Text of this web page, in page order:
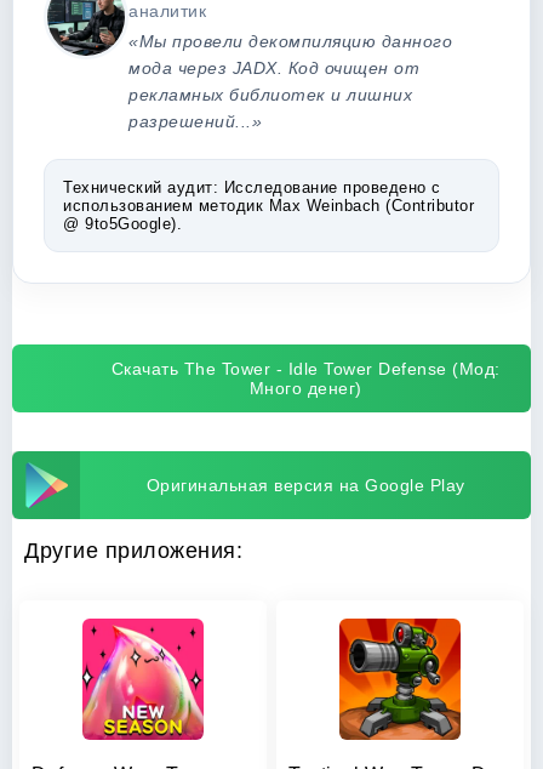
аналитик
«Мы провели декомпиляцию данного
мода через JADX. Код очищен от
рекламных библиотек и лишних
разрешений...»
Технический аудит: Исследование проведено с
использованием методик Max Weinbach (Contributor
@ 9to5Google).
Скачать The Tower - Idle Tower Defense (Мод:
Много денег)
Оригинальная версия на Google Play
Другие приложения: